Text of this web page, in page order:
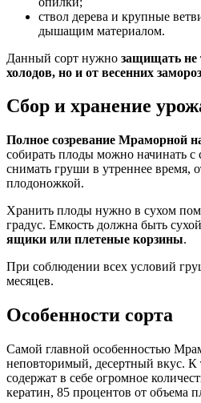
ствол дерева и крупные
дышащим материалом.
Данный сорт нужно защищать не
холодов, но и от весенних
Сбор и хранение
Полное созревание Мраморной
собирать плоды можно начинать с
снимать груши в утреннее время,
плодоножкой.
Хранить плоды нужно в сухом
градус. Емкость должна быть
ящики или плетеные корзины.
При соблюдении всех условий
месяцев.
Особенности сорта
Самой главной особенностью
неповторимый, десертный вкус. К
содержат в себе огромное
кератин, 85 процентов от объема